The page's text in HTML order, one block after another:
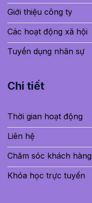
Giới thiệu công ty
Các hoạt động xã hội
Tuyển dụng nhân sự
Chi tiết
Thời gian hoạt động
Liên hệ
Chăm sóc khách hàng
Khóa học trực tuyến